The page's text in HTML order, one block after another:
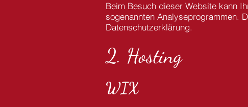
Beim Besuch dieser Website kann
sogenannten Analyseprogrammen.
Datenschutzerklärung.
2. Hosting
WIX